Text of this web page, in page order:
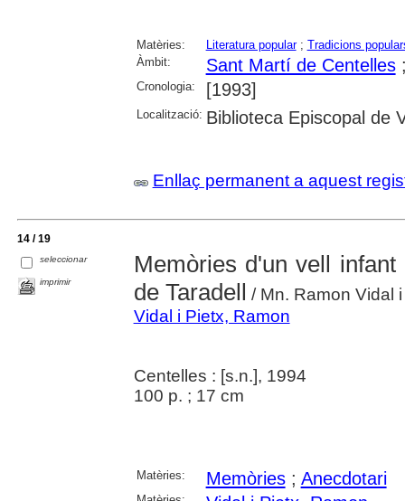
Matèries: Literatura popular; Tradicions
Àmbit:
Sant Martí de Centelles
Cronologia: [1993]
Localització: Biblioteca Episcopal de
Enllaç permanent a aquest
14 / 19
seleccionar
imprimir
Memòries d'un vell
de Taradell / Mn. Ramon Vidal
Vidal i Pietx, Ramon
Centelles : [s.n.], 1994
100 p. ; 17 cm
Matèries: Memòries; Anecdotari